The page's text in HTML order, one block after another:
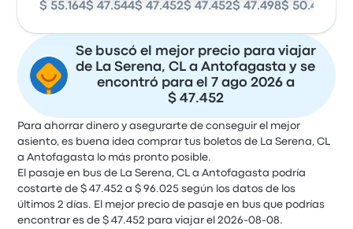
$ 55.164$ 47.544$ 47.452$ 47.452$ 47.498$ 50.448
Se buscó el mejor precio para viajar
de La Serena, CL a Antofagasta y se
encontró para el 7 ago 2026 a
$ 47.452
Para ahorrar dinero y asegurarte de conseguir el mejor
asiento, es buena idea comprar tus boletos de La Serena, CL
a Antofagasta lo más pronto posible.
El pasaje en bus de La Serena, CL a Antofagasta podría
costarte de $ 47.452 a $ 96.025 según los datos de los
últimos 2 días. El mejor precio de pasaje en bus que podrías
encontrar es de $ 47.452 para viajar el 2026-08-08.